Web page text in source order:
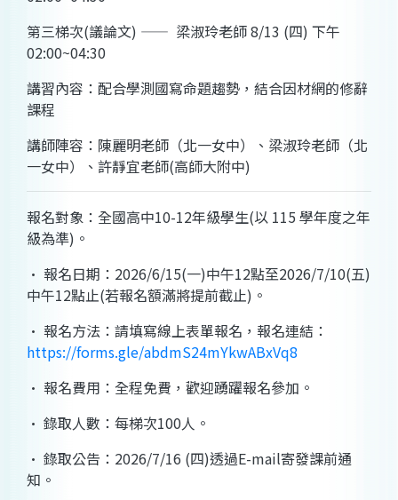
第三梯次(議論文) —— 梁淑玲老師 8/13 (四) 下午
02:00~04:30
講習內容：配合學測國寫命題趨勢，結合因材網的修辭
課程
講師陣容：陳麗明老師（北一女中）、梁淑玲老師（北
一女中）、許靜宜老師(高師大附中)
報名對象：全國高中10-12年級學生(以 115 學年度之年
級為準)。
· 報名日期：2026/6/15(一)中午12點至2026/7/10(五)
中午12點止(若報名額滿將提前截止)。
· 報名方法：請填寫線上表單報名，報名連結：
https://forms.gle/abdmS24mYkwABxVq8
· 報名費用：全程免費，歡迎踴躍報名參加。
· 錄取人數：每梯次100人。
· 錄取公告：2026/7/16 (四)透過E-mail寄發課前通
知。